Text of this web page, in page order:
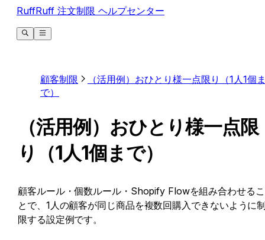
RuffRuff 注文制限 ヘルプセンター
顧客制限
（活用例）おひとり様一点限り（1人1個
で）
（活用例）おひとり様一点限
り（1人1個まで）
顧客ルール・個数ルール・Shopify Flowを組み合わせるこ
とで、1人の顧客が同じ商品を複数回購入できないように
限する設定例です。